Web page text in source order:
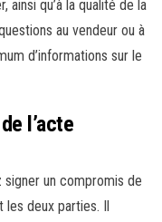
ainsi qu’à la qualité de la
au vendeur ou à
d’informations sur le
l’acte
un compromis de
les deux parties. Il